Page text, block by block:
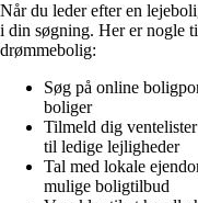
Når du leder efter en
i din søgning. Her er nogle
drømmebolig:
Søg på online
boliger
Tilmeld dig
til ledige lejligheder
Tal med lokale
mulige boligtilbud